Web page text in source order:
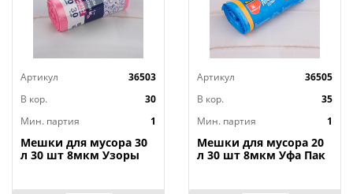
Артикул
36503
В кор.
30
Мин. партия
1
Мешки для мусора 30
л 30 шт 8мкм Узоры
Артикул
36505
В кор.
35
Мин. партия
1
Мешки для мусора 20
л 30 шт 8мкм Уфа Пак